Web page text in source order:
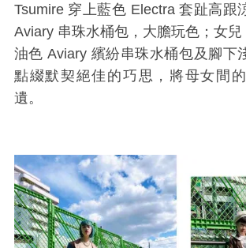
Tsumire 穿上藍色 Electra 套趾高跟
Aviary 串珠水桶包，大膽玩色；女
油色 Aviary 繽紛串珠水桶包及腳下
點綴默契絕佳的巧思，將母女間
遺。